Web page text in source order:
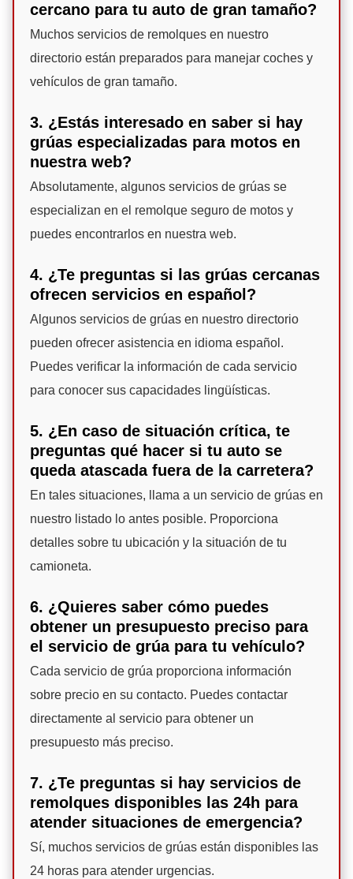
cercano para tu auto de gran tamaño?
Muchos servicios de remolques en nuestro
directorio están preparados para manejar coches y
vehículos de gran tamaño.
3. ¿Estás interesado en saber si hay
grúas especializadas para motos en
nuestra web?
Absolutamente, algunos servicios de grúas se
especializan en el remolque seguro de motos y
puedes encontrarlos en nuestra web.
4. ¿Te preguntas si las grúas cercanas
ofrecen servicios en español?
Algunos servicios de grúas en nuestro directorio
pueden ofrecer asistencia en idioma español.
Puedes verificar la información de cada servicio
para conocer sus capacidades lingüísticas.
5. ¿En caso de situación crítica, te
preguntas qué hacer si tu auto se
queda atascada fuera de la carretera?
En tales situaciones, llama a un servicio de grúas en
nuestro listado lo antes posible. Proporciona
detalles sobre tu ubicación y la situación de tu
camioneta.
6. ¿Quieres saber cómo puedes
obtener un presupuesto preciso para
el servicio de grúa para tu vehículo?
Cada servicio de grúa proporciona información
sobre precio en su contacto. Puedes contactar
directamente al servicio para obtener un
presupuesto más preciso.
7. ¿Te preguntas si hay servicios de
remolques disponibles las 24h para
atender situaciones de emergencia?
Sí, muchos servicios de grúas están disponibles las
24 horas para atender urgencias.